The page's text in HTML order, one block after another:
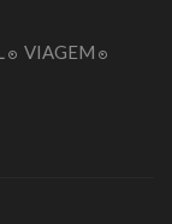
VIAGEM